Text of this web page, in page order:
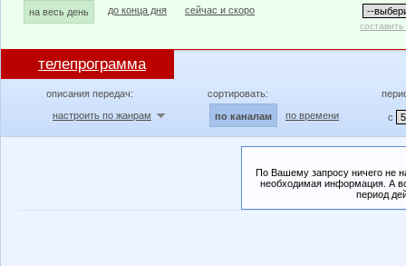
на весь день до конца дня сейчас и скоро
телепрограмма
описания передач:
настроить по жанрам
сортировать:
по каналам по времени с
По Вашему запросу ничего не
необходимая информация. А
период